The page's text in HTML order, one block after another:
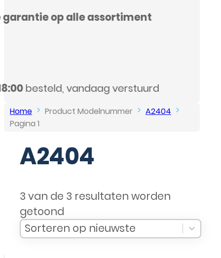
Home Product Modelnummer
A2404
Pagina 1
A2404
3 van de 3 resultaten worden
getoond
Sort Products
Sort content
Sorteren op nieuwste
Sort content